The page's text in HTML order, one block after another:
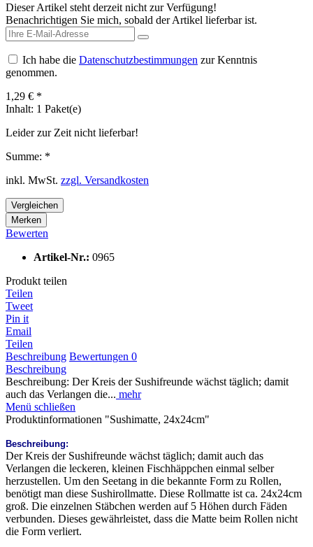
Dieser Artikel steht derzeit nicht zur Verfügung!
Benachrichtigen Sie mich, sobald der Artikel lieferbar ist.
Ich habe die Datenschutzbestimmungen zur Kenntnis
genommen.
1,29 € *
Inhalt: 1 Paket(e)
Leider zur Zeit nicht lieferbar!
Summe: *
inkl. MwSt. zzgl. Versandkosten
Vergleichen
Merken
Bewerten
Artikel-Nr.: 0965
Produkt teilen
Teilen
Tweet
Pin it
Email
Teilen
Beschreibung Bewertungen 0
Beschreibung
Beschreibung: Der Kreis der Sushifreunde wächst täglich; damit
auch das Verlangen die... mehr
Menü schließen
Produktinformationen "Sushimatte, 24x24cm"
Beschreibung:
Der Kreis der Sushifreunde wächst täglich; damit auch das
Verlangen die leckeren, kleinen Fischhäppchen einmal selber
herzustellen. Um den Seetang in die bekannte Form zu Rollen,
benötigt man diese Sushirollmatte. Diese Rollmatte ist ca. 24x24cm
groß. Die einzelnen Stäbchen werden auf 5 Höhen durch Fäden
verbunden. Dieses gewährleistet, dass die Matte beim Rollen nicht
die Form verliert.